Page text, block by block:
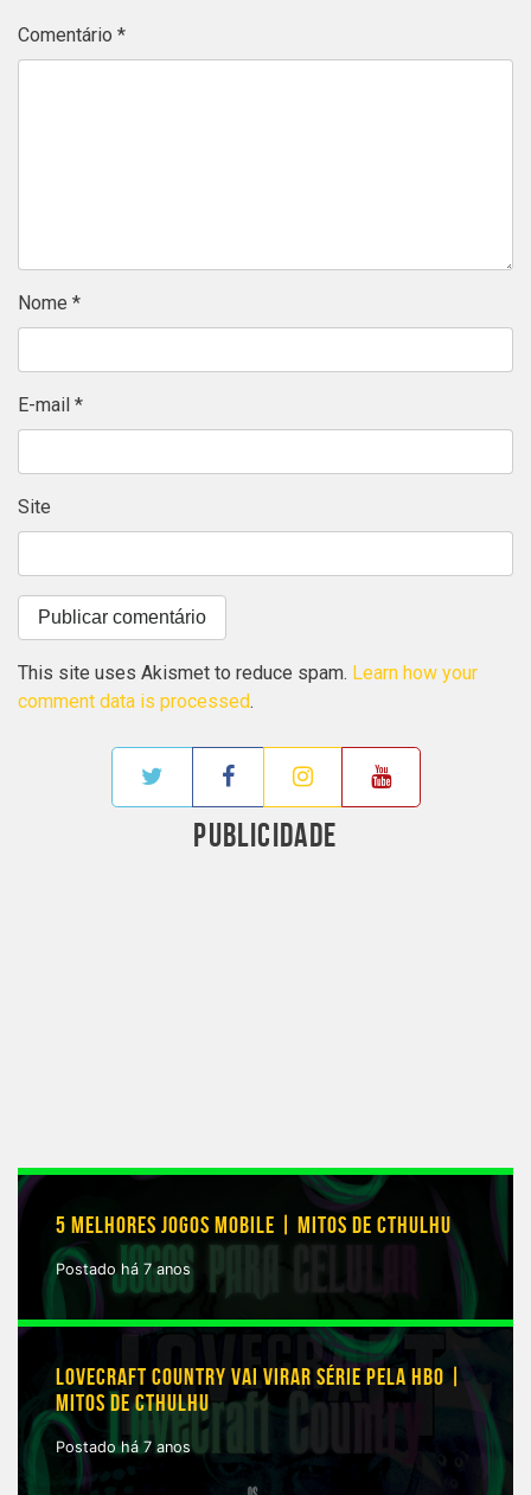
Comentário *
Nome *
E-mail *
Site
This site uses Akismet to reduce spam. Learn how your
comment data is processed.
PUBLICIDADE
5 MELHORES JOGOS MOBILE | MITOS DE CTHULHU
Postado há 7 anos
LOVECRAFT COUNTRY VAI VIRAR SÉRIE PELA HBO |
MITOS DE CTHULHU
Postado há 7 anos